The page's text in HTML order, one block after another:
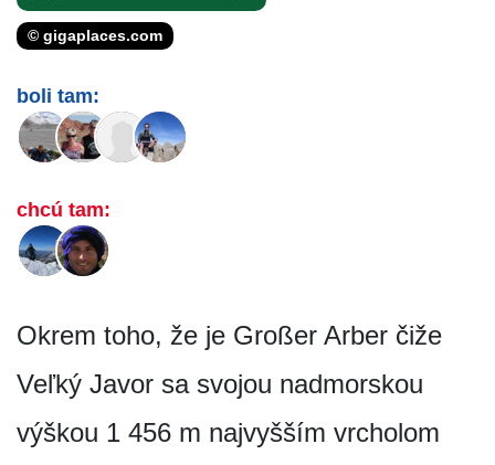
© gigaplaces.com
boli tam:
chcú tam:
Okrem toho, že je Großer Arber čiže
Veľký Javor sa svojou nadmorskou
výškou 1 456 m najvyšším vrcholom